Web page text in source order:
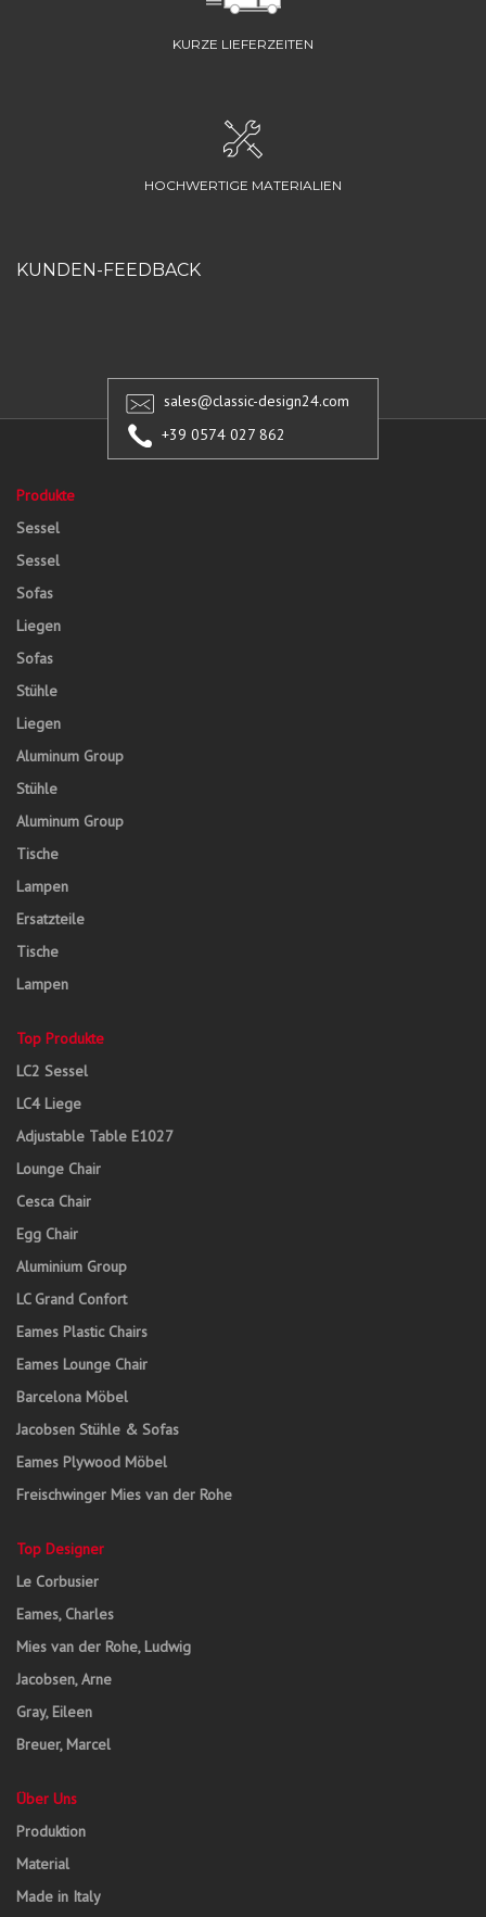
KURZE LIEFERZEITEN
HOCHWERTIGE MATERIALIEN
KUNDEN-FEEDBACK
sales@classic-design24.com
+39 0574 027 862
Produkte
Sessel
Sessel
Sofas
Liegen
Sofas
Stühle
Liegen
Aluminum Group
Stühle
Aluminum Group
Tische
Lampen
Ersatzteile
Tische
Lampen
Top Produkte
LC2 Sessel
LC4 Liege
Adjustable Table E1027
Lounge Chair
Cesca Chair
Egg Chair
Aluminium Group
LC Grand Confort
Eames Plastic Chairs
Eames Lounge Chair
Barcelona Möbel
Jacobsen Stühle & Sofas
Eames Plywood Möbel
Freischwinger Mies van der Rohe
Top Designer
Le Corbusier
Eames, Charles
Mies van der Rohe, Ludwig
Jacobsen, Arne
Gray, Eileen
Breuer, Marcel
Über Uns
Produktion
Material
Made in Italy